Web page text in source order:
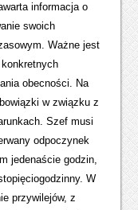
informacja o
swoich
Ważne jest
obecności. Na
w związku z
Szef musi
odpoczynek
jedenaście godzin,
W
przywilejów, z